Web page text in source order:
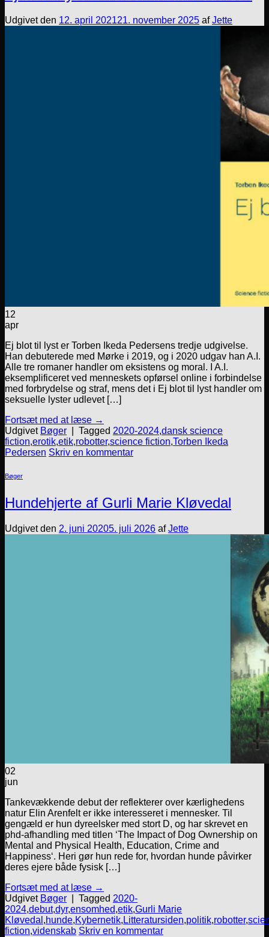
Udgivet den 12. april 202121. november 2025 afJette
12
apr
Ej blot til lyst er Torben Ikeda Pedersens tredje udgivelse.
Han debuterede med Mørke i 2019, og i 2020 udgav han A.I.
Alle tre romaner handler om eksistens og moral. I A.I.
eksemplificeret ved menneskets opførsel online i forbindelse
med forbrydelse og straf, mens det i Ej blot til lyst handler om
seksuelle lyster udlevet […]
Fortsæt med at læse →
Udgivet Bøger Tagged 2020-2024,dansk science
fiction,erotik,etik,robotter,science fiction,Torben Ikeda
Pedersen Skriv en kommentar
Bøger
Hundehjerte af Gurli Marie Kløvedal
Udgivet den 2. juni 20205. juli 2026 afJette
02
jun
Tankevækkende debut der reflekterer over kærlighedens
natur Elin Arenfelt er ikke interesseret i mennesker. Til
gengæld er hun dyreelsker med stort D, og har skrevet en
phd-afhandling med titlen ‘The Impact of Dog Ownership on
Mental and Physical Health, Education, Crime and
Happiness‘. Heri gør hun rede for, hvordan hunde påvirker
deres ejere både fysisk […]
Fortsæt med at læse →
Udgivet Bøger Tagged 2020-
2024,debut,dyr,ensomhed,etik,Gurli Marie
Kløvedal ,hunde,Kybernetik, Litteratursiden,politik,robotter,
fiction,videnskab Skriv en kommentar